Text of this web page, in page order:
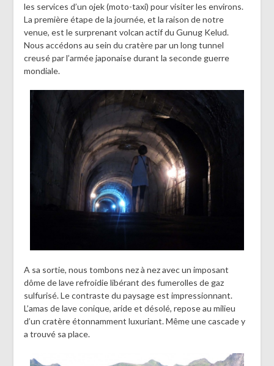
les services d’un ojek (moto-taxi) pour visiter les environs.
La première étape de la journée, et la raison de notre
venue, est le surprenant volcan actif du Gunug Kelud.
Nous accédons au sein du cratère par un long tunnel
creusé par l’armée japonaise durant la seconde guerre
mondiale.
A sa sortie, nous tombons nez à nez avec un imposant
dôme de lave refroidie libérant des fumerolles de gaz
sulfurisé. Le contraste du paysage est impressionnant.
L’amas de lave conique, aride et désolé, repose au milieu
d’un cratère étonnamment luxuriant. Même une cascade y
a trouvé sa place.